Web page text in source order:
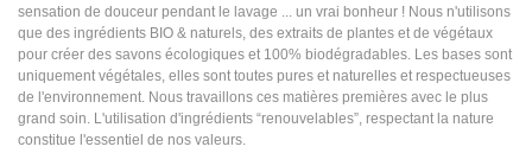
sensation de douceur pendant le lavage ... un vrai bonheur ! Nous n'utilisons
que des ingrédients BIO & naturels, des extraits de plantes et de végétaux
pour créer des savons écologiques et 100% biodégradables. Les bases sont
uniquement végétales, elles sont toutes pures et naturelles et respectueuses
de l'environnement. Nous travaillons ces matières premières avec le plus
grand soin. L'utilisation d'ingrédients “renouvelables”, respectant la nature
constitue l'essentiel de nos valeurs.